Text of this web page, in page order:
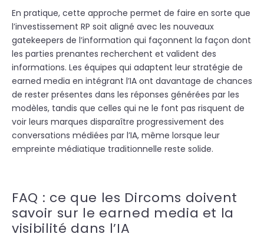
En pratique, cette approche permet de faire en sorte que
l’investissement RP soit aligné avec les nouveaux
gatekeepers de l’information qui façonnent la façon dont
les parties prenantes recherchent et valident des
informations. Les équipes qui adaptent leur stratégie de
earned media en intégrant l’IA ont davantage de chances
de rester présentes dans les réponses générées par les
modèles, tandis que celles qui ne le font pas risquent de
voir leurs marques disparaître progressivement des
conversations médiées par l’IA, même lorsque leur
empreinte médiatique traditionnelle reste solide.
FAQ : ce que les Dircoms doivent
savoir sur le earned media et la
visibilité dans l’IA